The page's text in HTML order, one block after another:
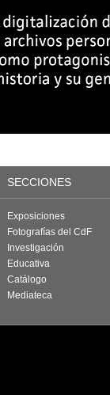
SECCIONES
Exposiciones
Fotografías del CdF
Investigación
Educativa
Catálogo
Mediateca